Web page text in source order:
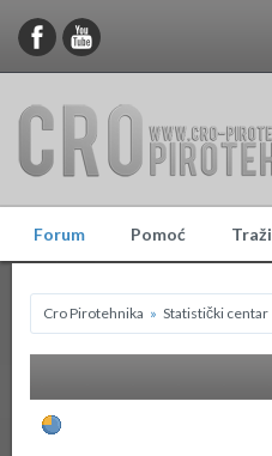
Forum Pomoć Traži
Cro Pirotehnika » Statistički centar